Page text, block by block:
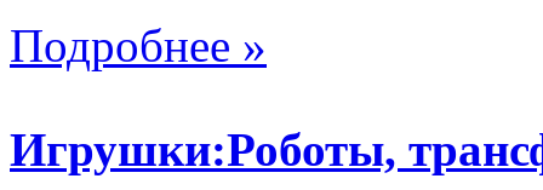
Подробнее »
Игрушки:Роботы,